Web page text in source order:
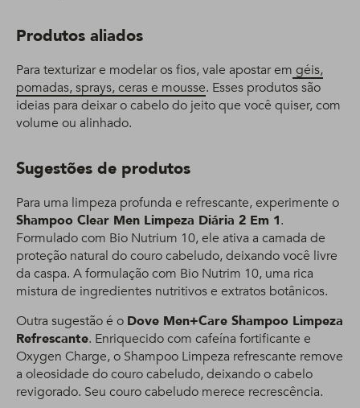
Produtos aliados
Para texturizar e modelar os fios, vale apostar em géis,
pomadas, sprays, ceras e mousse. Esses produtos são
ideias para deixar o cabelo do jeito que você quiser, com
volume ou alinhado.
Sugestões de produtos
Para uma limpeza profunda e refrescante, experimente o
Shampoo Clear Men Limpeza Diária 2 Em 1.
Formulado com Bio Nutrium 10, ele ativa a camada de
proteção natural do couro cabeludo, deixando você livre
da caspa. A formulação com Bio Nutrim 10, uma rica
mistura de ingredientes nutritivos e extratos botânicos.
Outra sugestão é o Dove Men+Care Shampoo Limpeza
Refrescante. Enriquecido com cafeína fortificante e
Oxygen Charge, o Shampoo Limpeza refrescante remove
a oleosidade do couro cabeludo, deixando o cabelo
revigorado. Seu couro cabeludo merece recrescência.